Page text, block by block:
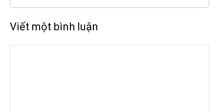
Viết một bình luận